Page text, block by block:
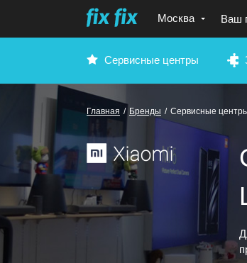
Москва Ваш
Сервисные центры
Главная / Бренды / Сервисные